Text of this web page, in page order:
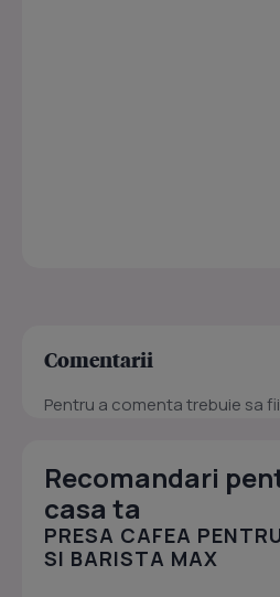
Comentarii
Pentru a comenta trebuie sa
Recomandari
casa ta
PRESA CAFEA
SI BARISTA MAX